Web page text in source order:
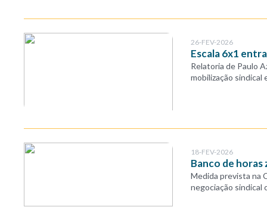
26-FEV-2026
Escala 6x1
Relatoria de Paulo
mobilização sindical
18-FEV-2026
Banco de
Medida prevista na
negociação sindical